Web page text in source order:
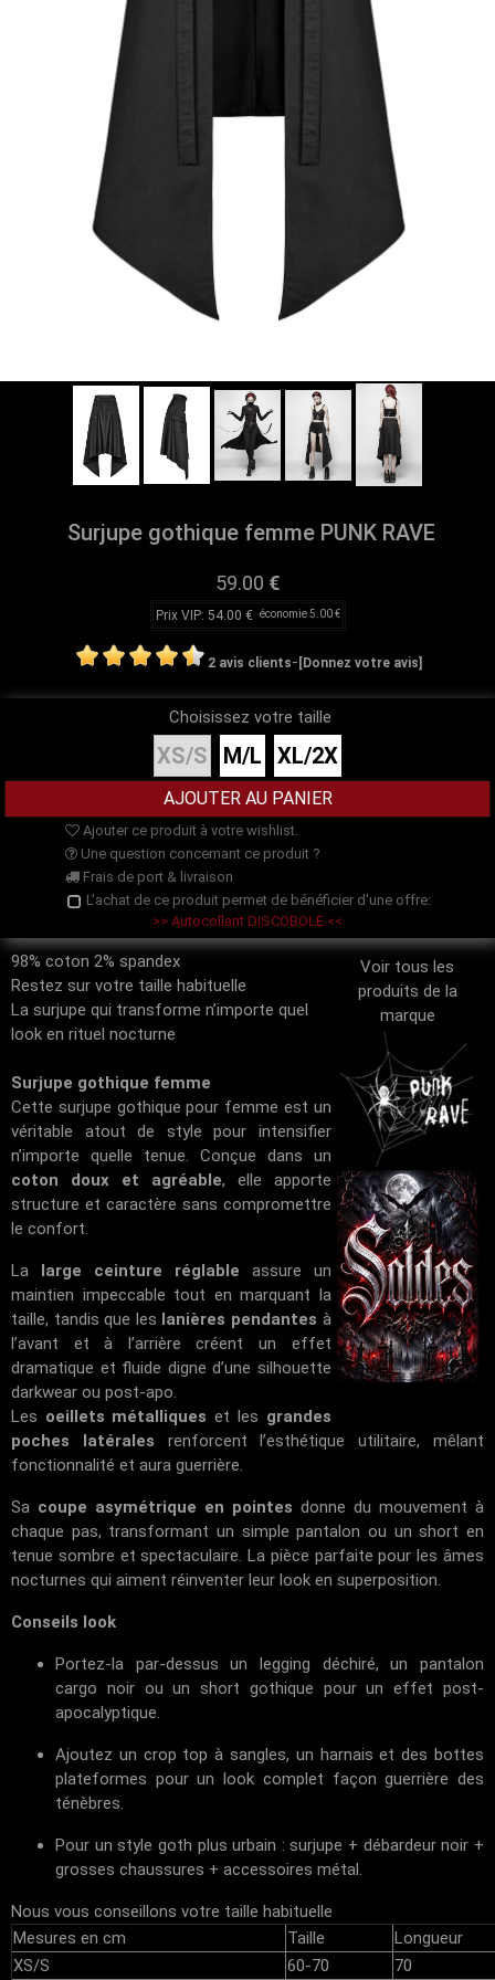
Surjupe gothique femme PUNK RAVE
59.00 €
Prix VIP: 54.00 € économie 5.00 €
2 avis clients- [Donnez votre avis]
Choisissez votre taille
XS/S M/L XL/2X
Ajouter ce produit à votre wishlist.
Une question concernant ce produit ?
Frais de port & livraison
L'achat de ce produit permet de bénéficier d'une offre:
>> Autocollant DISCOBOLE <<
Voir tous les
produits de la
marque
98% coton 2% spandex
Restez sur votre taille habituelle
La surjupe qui transforme n’importe quel
look en rituel nocturne
Surjupe gothique femme
Cette surjupe gothique pour femme est un
véritable atout de style pour intensifier
n’importe quelle tenue. Conçue dans un
coton doux et agréable, elle apporte
structure et caractère sans compromettre
le confort.
La large ceinture réglable assure un
maintien impeccable tout en marquant la
taille, tandis que les lanières pendantes à
l’avant et à l’arrière créent un effet
dramatique et fluide digne d’une silhouette
darkwear ou post-apo.
Les oeillets métalliques et les grandes
poches latérales renforcent l’esthétique utilitaire, mêlant
fonctionnalité et aura guerrière.
Sa coupe asymétrique en pointes donne du mouvement à
chaque pas, transformant un simple pantalon ou un short en
tenue sombre et spectaculaire. La pièce parfaite pour les âmes
nocturnes qui aiment réinventer leur look en superposition.
Conseils look
Portez-la par-dessus un legging déchiré, un pantalon
cargo noir ou un short gothique pour un effet post-
apocalyptique.
Ajoutez un crop top à sangles, un harnais et des bottes
plateformes pour un look complet façon guerrière des
ténèbres.
Pour un style goth plus urbain : surjupe + débardeur noir +
grosses chaussures + accessoires métal.
Nous vous conseillons votre taille habituelle
Mesures en cm
Taille
Longueur
XS/S
60-70 70